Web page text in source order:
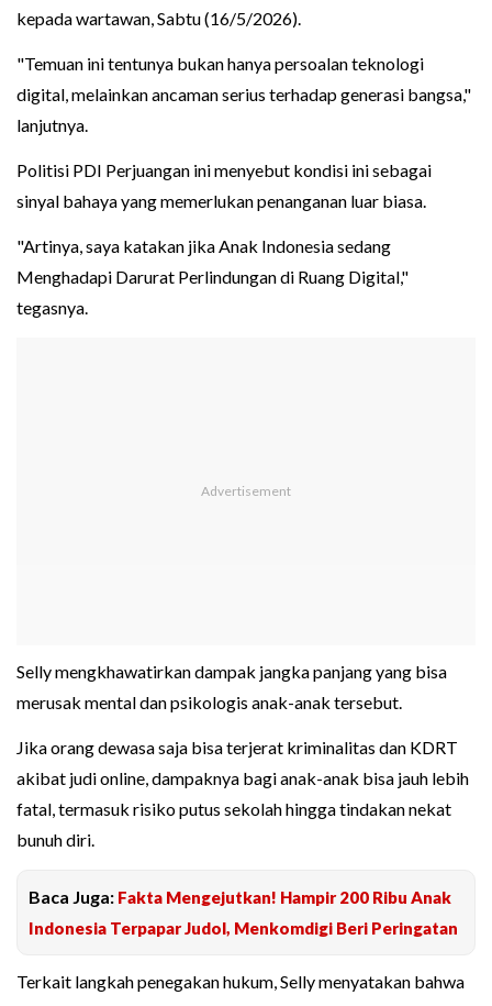
kepada wartawan, Sabtu (16/5/2026).
"Temuan ini tentunya bukan hanya persoalan teknologi
digital, melainkan ancaman serius terhadap generasi bangsa,"
lanjutnya.
Politisi PDI Perjuangan ini menyebut kondisi ini sebagai
sinyal bahaya yang memerlukan penanganan luar biasa.
"Artinya, saya katakan jika Anak Indonesia sedang
Menghadapi Darurat Perlindungan di Ruang Digital,"
tegasnya.
Selly mengkhawatirkan dampak jangka panjang yang bisa
merusak mental dan psikologis anak-anak tersebut.
Jika orang dewasa saja bisa terjerat kriminalitas dan KDRT
akibat judi online, dampaknya bagi anak-anak bisa jauh lebih
fatal, termasuk risiko putus sekolah hingga tindakan nekat
bunuh diri.
Baca Juga: Fakta Mengejutkan! Hampir 200 Ribu Anak
Indonesia Terpapar Judol, Menkomdigi Beri Peringatan
Terkait langkah penegakan hukum, Selly menyatakan bahwa